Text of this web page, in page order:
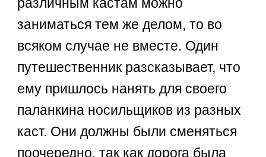
заниматься тем же делом, то во
всяком случае не вместе. Один
путешественник разсказывает, что
ему пришлось нанять для своего
паланкина носильщиков из разных
каст. Они должны были сменяться
поочередно, так как дорога была